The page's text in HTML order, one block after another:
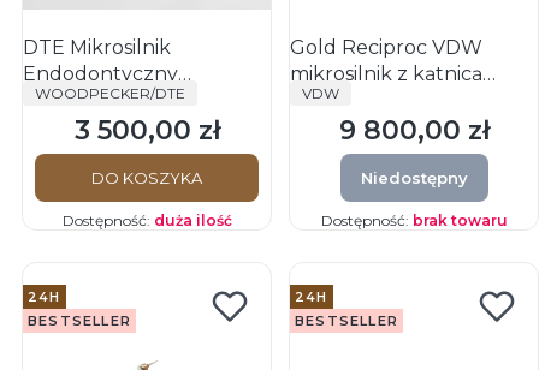
DTE Mikrosilnik
Endodontyczny
EndoMatic
PRODUCENT
WOODPECKER/DTE
Cena
3 500,00 zł
DO KOSZYKA
Dostępność: duża ilość
Gold Reciproc VDW
mikrosilnik z kątnicą
endodontyczną
PRODUCENT
VDW
Cena
9 800,00 zł
Niedostępny
Dostępność: brak towaru
24H
BESTSELLER
24H
BESTSELLER